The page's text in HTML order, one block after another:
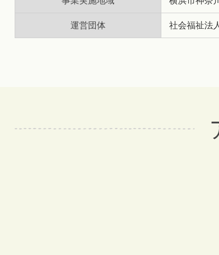
運営団体 社会福祉法